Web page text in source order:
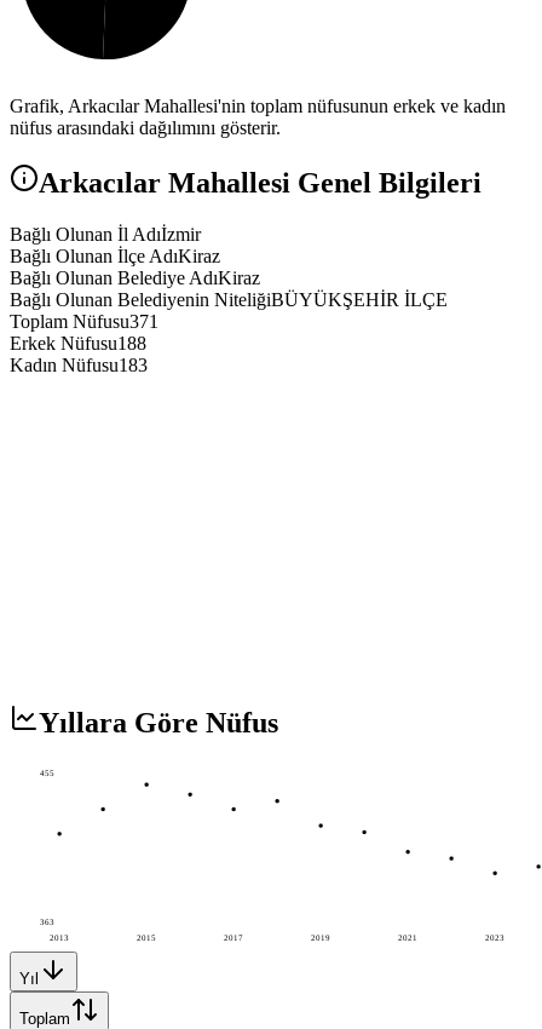
Grafik, ArkacılarMahallesi'nin toplam nüfusunun erkek ve kadın
nüfus arasındaki dağılımını gösterir.
Arkacılar Mahallesi Genel Bilgileri
Bağlı Olunan İl Adıİzmir
Bağlı Olunan İlçe AdıKiraz
Bağlı Olunan Belediye AdıKiraz
Bağlı Olunan Belediyenin NiteliğiBÜYÜKŞEHİR İLÇE
Toplam Nüfusu371
Erkek Nüfusu188
Kadın Nüfusu183
Yıllara Göre Nüfus
2013 2015 2017 2019 2021 2023
455
363
Yıl
Toplam